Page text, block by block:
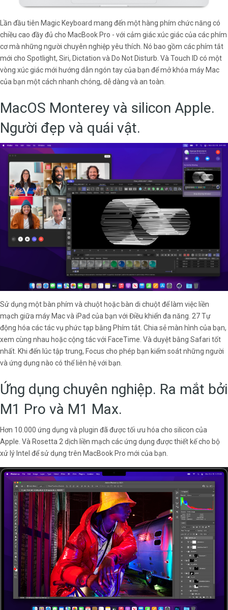
Lần đầu tiên Magic Keyboard mang đến một hàng phím chức năng có
chiều cao đầy đủ cho MacBook Pro - với cảm giác xúc giác của các phím
cơ mà những người chuyên nghiệp yêu thích. Nó bao gồm các phím tắt
mới cho Spotlight, Siri, Dictation và Do Not Disturb. Và Touch ID có một
vòng xúc giác mới hướng dẫn ngón tay của bạn để mở khóa máy Mac
của bạn một cách nhanh chóng, dễ dàng và an toàn.
MacOS Monterey và silicon Apple.
Người đẹp và quái vật.
Sử dụng một bàn phím và chuột hoặc bàn di chuột để làm việc liền
mạch giữa máy Mac và iPad của bạn với Điều khiển đa năng. 27 Tự
động hóa các tác vụ phức tạp bằng Phím tắt. Chia sẻ màn hình của bạn,
xem cùng nhau hoặc cộng tác với FaceTime. Và duyệt bằng Safari tốt
nhất. Khi đến lúc tập trung, Focus cho phép bạn kiểm soát những người
và ứng dụng nào có thể liên hệ với bạn.
Ứng dụng chuyên nghiệp. Ra mắt bởi
M1 Pro và M1 Max.
Hơn 10.000 ứng dụng và plugin đã được tối ưu hóa cho silicon của
Apple. Và Rosetta 2 dịch liền mạch các ứng dụng được thiết kế cho bộ
xử lý Intel để sử dụng trên MacBook Pro mới của bạn.